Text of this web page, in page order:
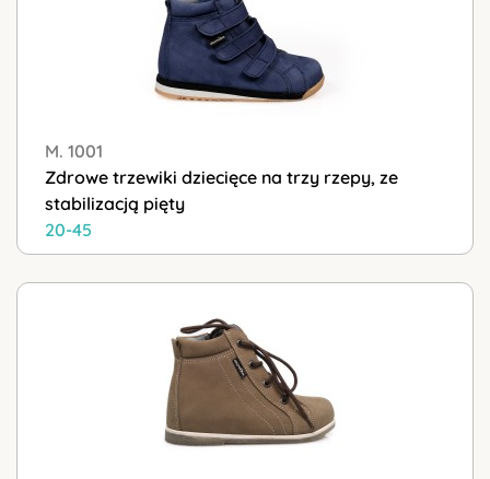
M. 1001
Zdrowe trzewiki dziecięce na trzy rzepy, ze
stabilizacją pięty
20-45